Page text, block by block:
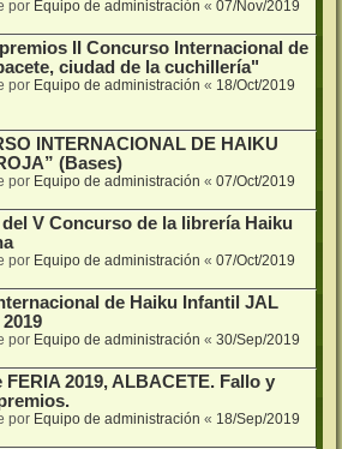
por Equipo de administración « 07/Nov/2019
II Concurso Internacional de
ciudad de la cuchillería"
por Equipo de administración « 18/Oct/2019
INTERNACIONAL DE HAIKU
(Bases)
por Equipo de administración « 07/Oct/2019
V Concurso de la librería Haiku
por Equipo de administración « 07/Oct/2019
de Haiku Infantil JAL
por Equipo de administración « 30/Sep/2019
FERIA 2019, ALBACETE. Fallo y
por Equipo de administración « 18/Sep/2019